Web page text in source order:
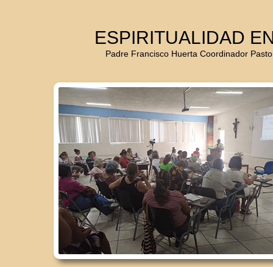
ESPIRITUALIDAD
Padre Francisco Huerta Coordinador